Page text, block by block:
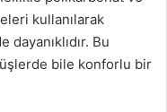
kullanılarak
Bu
bile konforlu bir